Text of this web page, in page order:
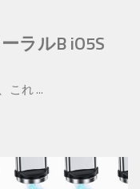
ラルB iO5S
これ ...